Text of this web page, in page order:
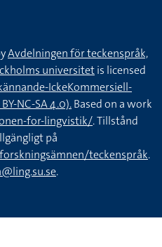
Avdelningen för teckenspråk,
universitetis licensed
IckeKommersiell-
NC-SA 4.0).Based on a work
for-lingvistik/. Tillstånd
på
teckenspråk.
.